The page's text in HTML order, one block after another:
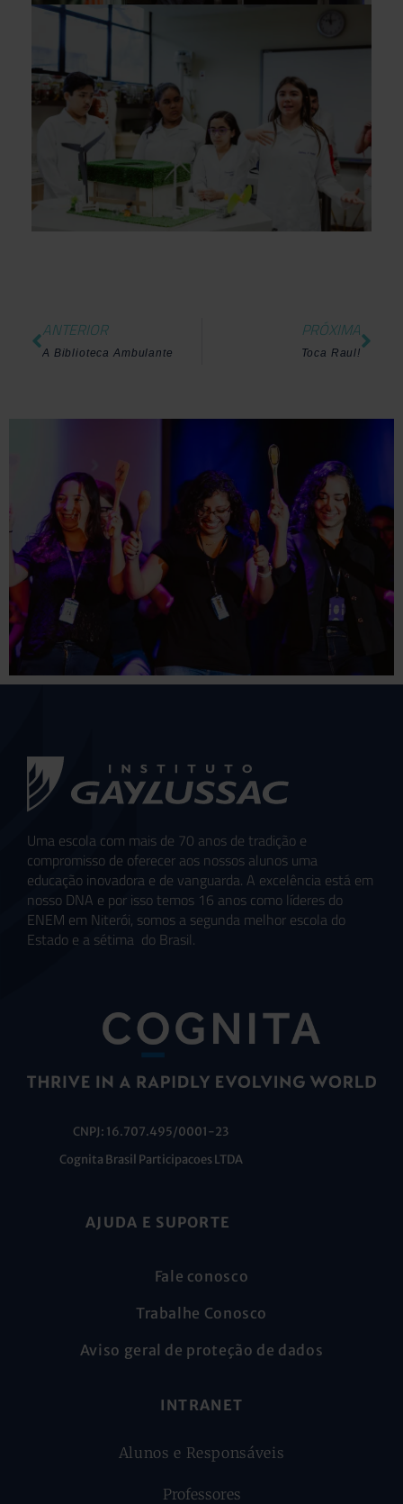
ANTERIOR
A Biblioteca Ambulante
PRÓXIMA
Toca Raul!
Uma escola com mais de 70 anos de tradição e
compromisso de oferecer aos nossos alunos uma
educação inovadora e de vanguarda. A excelência está em
nosso DNA e por isso temos 16 anos como líderes do
ENEM em Niterói, somos a segunda melhor escola do
Estado e a sétima do Brasil.
CNPJ: 16.707.495/0001-23
Cognita Brasil Participacoes LTDA
AJUDA E SUPORTE
Fale conosco
Trabalhe Conosco
Aviso geral de proteção de dados
INTRANET
Alunos e Responsáveis
Professores